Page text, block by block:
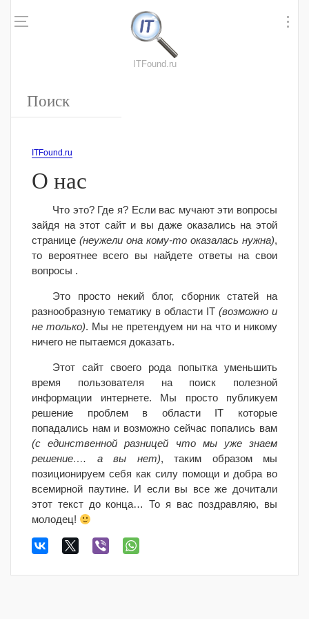
ITFound.ru
ITFound.ru
О нас
Что это? Где я? Если вас мучают эти вопросы
зайдя на этот сайт и вы даже оказались на этой
странице (неужели она кому-то оказалась нужна),
то вероятнее всего вы найдете ответы на свои
вопросы .
Это просто некий блог, сборник статей на
разнообразную тематику в области IT (возможно и
не только). Мы не претендуем ни на что и никому
ничего не пытаемся доказать.
Этот сайт своего рода попытка уменьшить
время пользователя на поиск полезной
информации интернете. Мы просто публикуем
решение проблем в области IT которые
попадались нам и возможно сейчас попались вам
(с единственной разницей что мы уже знаем
решение…. а вы нет), таким образом мы
позиционируем себя как силу помощи и добра во
всемирной паутине. И если вы все же дочитали
этот текст до конца… То я вас поздравляю, вы
молодец!